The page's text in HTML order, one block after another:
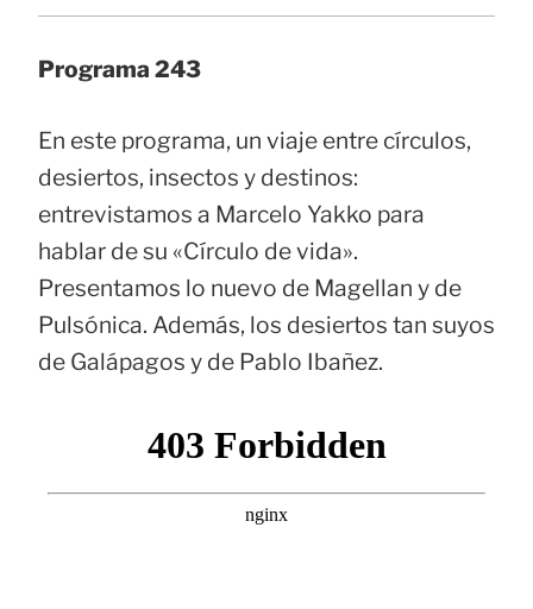
Programa 243
En este programa, un viaje entre círculos,
desiertos, insectos y destinos:
entrevistamos a Marcelo Yakko para
hablar de su «Círculo de vida».
Presentamos lo nuevo de Magellan y de
Pulsónica. Además, los desiertos tan suyos
de Galápagos y de Pablo Ibañez.